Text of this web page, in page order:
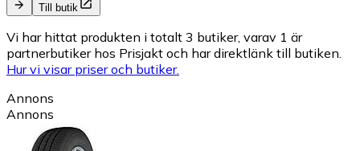
Till butik
Vi har hittat produkten i totalt 3 butiker, varav 1 är
partnerbutiker hos Prisjakt och har direktlänk till butiken.
Hur vi visar priser och butiker.
Annons
Annons